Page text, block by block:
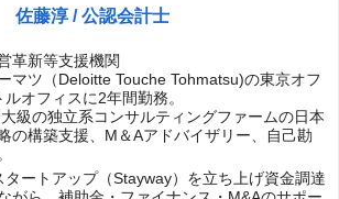
佐藤淳 / 公認会計士
革新等支援機関
マツ（Deloitte Touche Tohmatsu)の東京オフ
オフィスに2年間勤務。
級の独立系コンサルティングファームの日本
の構築支援、M＆Aアドバイザリー、自己勘
ートアップ（Stayway）を立ち上げ資金調達